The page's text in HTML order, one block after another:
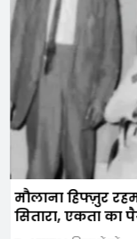
मौलाना हिफ्ज़ुर
सितारा, एकता का